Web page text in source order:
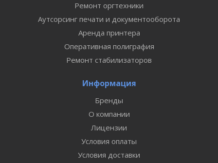
Ремонт оргтехники
Аутсорсинг печати и документооборота
Аренда принтера
Оперативная полиграфия
Ремонт стабилизаторов
Информация
Бренды
О компании
Лицензии
Условия оплаты
Условия доставки